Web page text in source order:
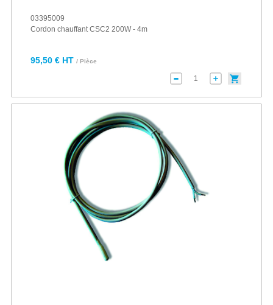
03395009
Cordon chauffant CSC2 200W - 4m
95,50 € HT / Pièce